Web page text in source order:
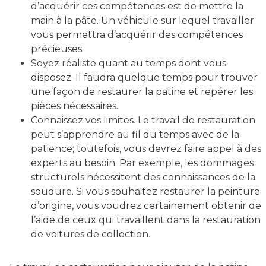
d’acquérir ces compétences est de mettre la
main à la pâte. Un véhicule sur lequel travailler
vous permettra d’acquérir des compétences
précieuses.
Soyez réaliste quant au temps dont vous
disposez. Il faudra quelque temps pour trouver
une façon de restaurer la patine et repérer les
pièces nécessaires.
Connaissez vos limites. Le travail de restauration
peut s’apprendre au fil du temps avec de la
patience; toutefois, vous devrez faire appel à des
experts au besoin. Par exemple, les dommages
structurels nécessitent des connaissances de la
soudure. Si vous souhaitez restaurer la peinture
d’origine, vous voudrez certainement obtenir de
l’aide de ceux qui travaillent dans la restauration
de voitures de collection.